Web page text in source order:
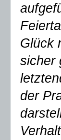
Glück
sicher
der